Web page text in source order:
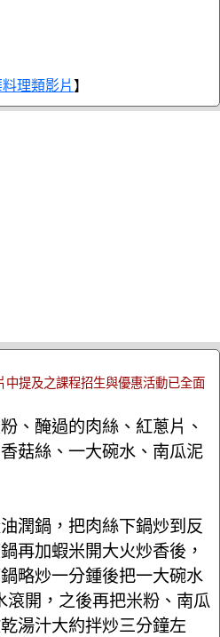
理類影片 】
提及之課程招生與優惠活動已全面
、醃過的肉絲、紅蔥片、
菇絲、一大碗水、南瓜泥
潤鍋，把肉絲下鍋炒到反
再加蝦米開大火炒香後，
略炒一分鍾後把一大碗水
滾開，之後再把米粉、南瓜
湯汁大約拌炒三分鐘左